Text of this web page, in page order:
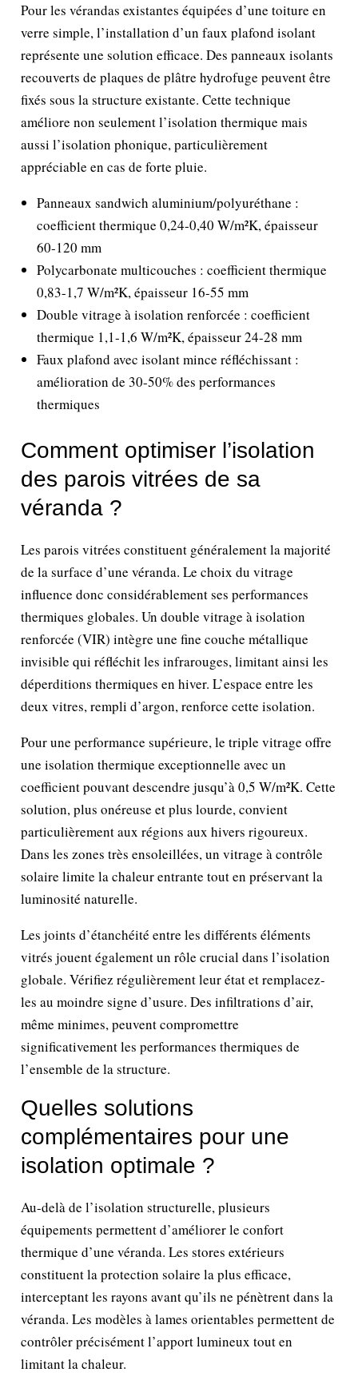
Pour les vérandas existantes équipées d’une toiture en
verre simple, l’installation d’un faux plafond isolant
représente une solution efficace. Des panneaux isolants
recouverts de plaques de plâtre hydrofuge peuvent être
fixés sous la structure existante. Cette technique
améliore non seulement l’isolation thermique mais
aussi l’isolation phonique, particulièrement
appréciable en cas de forte pluie.
Panneaux sandwich aluminium/polyuréthane :
coefficient thermique 0,24-0,40 W/m²K, épaisseur
60-120 mm
Polycarbonate multicouches : coefficient thermique
0,83-1,7 W/m²K, épaisseur 16-55 mm
Double vitrage à isolation renforcée : coefficient
thermique 1,1-1,6 W/m²K, épaisseur 24-28 mm
Faux plafond avec isolant mince réfléchissant :
amélioration de 30-50% des performances
thermiques
Comment optimiser l’isolation
des parois vitrées de sa
véranda ?
Les parois vitrées constituent généralement la majorité
de la surface d’une véranda. Le choix du vitrage
influence donc considérablement ses performances
thermiques globales. Un double vitrage à isolation
renforcée (VIR) intègre une fine couche métallique
invisible qui réfléchit les infrarouges, limitant ainsi les
déperditions thermiques en hiver. L’espace entre les
deux vitres, rempli d’argon, renforce cette isolation.
Pour une performance supérieure, le triple vitrage offre
une isolation thermique exceptionnelle avec un
coefficient pouvant descendre jusqu’à 0,5 W/m²K. Cette
solution, plus onéreuse et plus lourde, convient
particulièrement aux régions aux hivers rigoureux.
Dans les zones très ensoleillées, un vitrage à contrôle
solaire limite la chaleur entrante tout en préservant la
luminosité naturelle.
Les joints d’étanchéité entre les différents éléments
vitrés jouent également un rôle crucial dans l’isolation
globale. Vérifiez régulièrement leur état et remplacez-
les au moindre signe d’usure. Des infiltrations d’air,
même minimes, peuvent compromettre
significativement les performances thermiques de
l’ensemble de la structure.
Quelles solutions
complémentaires pour une
isolation optimale ?
Au-delà de l’isolation structurelle, plusieurs
équipements permettent d’améliorer le confort
thermique d’une véranda. Les stores extérieurs
constituent la protection solaire la plus efficace,
interceptant les rayons avant qu’ils ne pénètrent dans la
véranda. Les modèles à lames orientables permettent de
contrôler précisément l’apport lumineux tout en
limitant la chaleur.